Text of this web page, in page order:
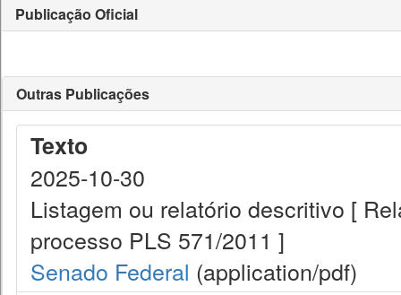
Publicação Oficial
Outras Publicações
Texto
2025-10-30
Listagem ou relatório descritivo [
processo PLS 571/2011 ]
Senado Federal (application/pdf)